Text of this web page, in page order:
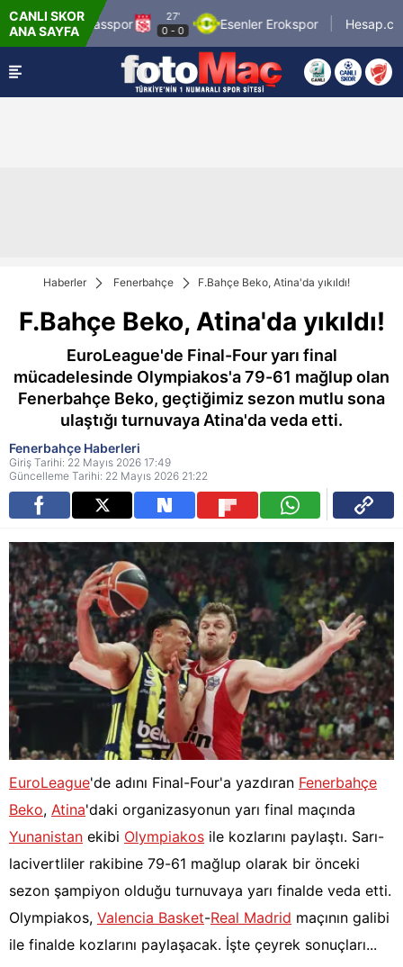
CANLI SKOR
ANA SAYFASivasspor
27'
0- Esenler Erokspor Hesap.com
Haberler Fenerbahçe F.Bahçe Beko, Atina'da yıkıldı!
F.Bahçe Beko, Atina'da yıkıldı!
EuroLeague'de Final-Four yarı final
mücadelesinde Olympiakos'a 79-61 mağlup olan
Fenerbahçe Beko, geçtiğimiz sezon mutlu sona
ulaştığı turnuvaya Atina'da veda etti.
Fenerbahçe Haberleri
Giriş Tarihi: 22 Mayıs 2026 17:49
Güncelleme Tarihi: 22 Mayıs 2026 21:22
EuroLeague'de adını Final-Four'a yazdıran Fenerbahçe
Beko, Atina'daki organizasyonun yarı final maçında
Yunanistan ekibi Olympiakos ile kozlarını paylaştı. Sarı-
lacivertliler rakibine 79-61 mağlup olarak bir önceki
sezon şampiyon olduğu turnuvaya yarı finalde veda etti.
Olympiakos, Valencia Basket-Real Madrid maçının galibi
ile finalde kozlarını paylaşacak. İşte çeyrek sonuçları...